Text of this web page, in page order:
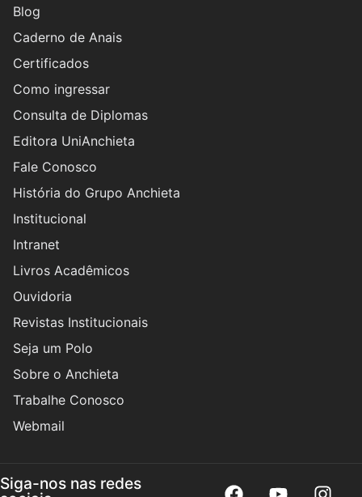
Blog
Caderno de Anais
Certificados
Como ingressar
Consulta de Diplomas
Editora UniAnchieta
Fale Conosco
História do Grupo Anchieta
Institucional
Intranet
Livros Acadêmicos
Ouvidoria
Revistas Institucionais
Seja um Polo
Sobre o Anchieta
Trabalhe Conosco
Webmail
Siga-nos nas redes